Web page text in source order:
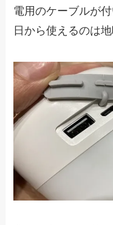
電用のケーブルが
日から使えるのは